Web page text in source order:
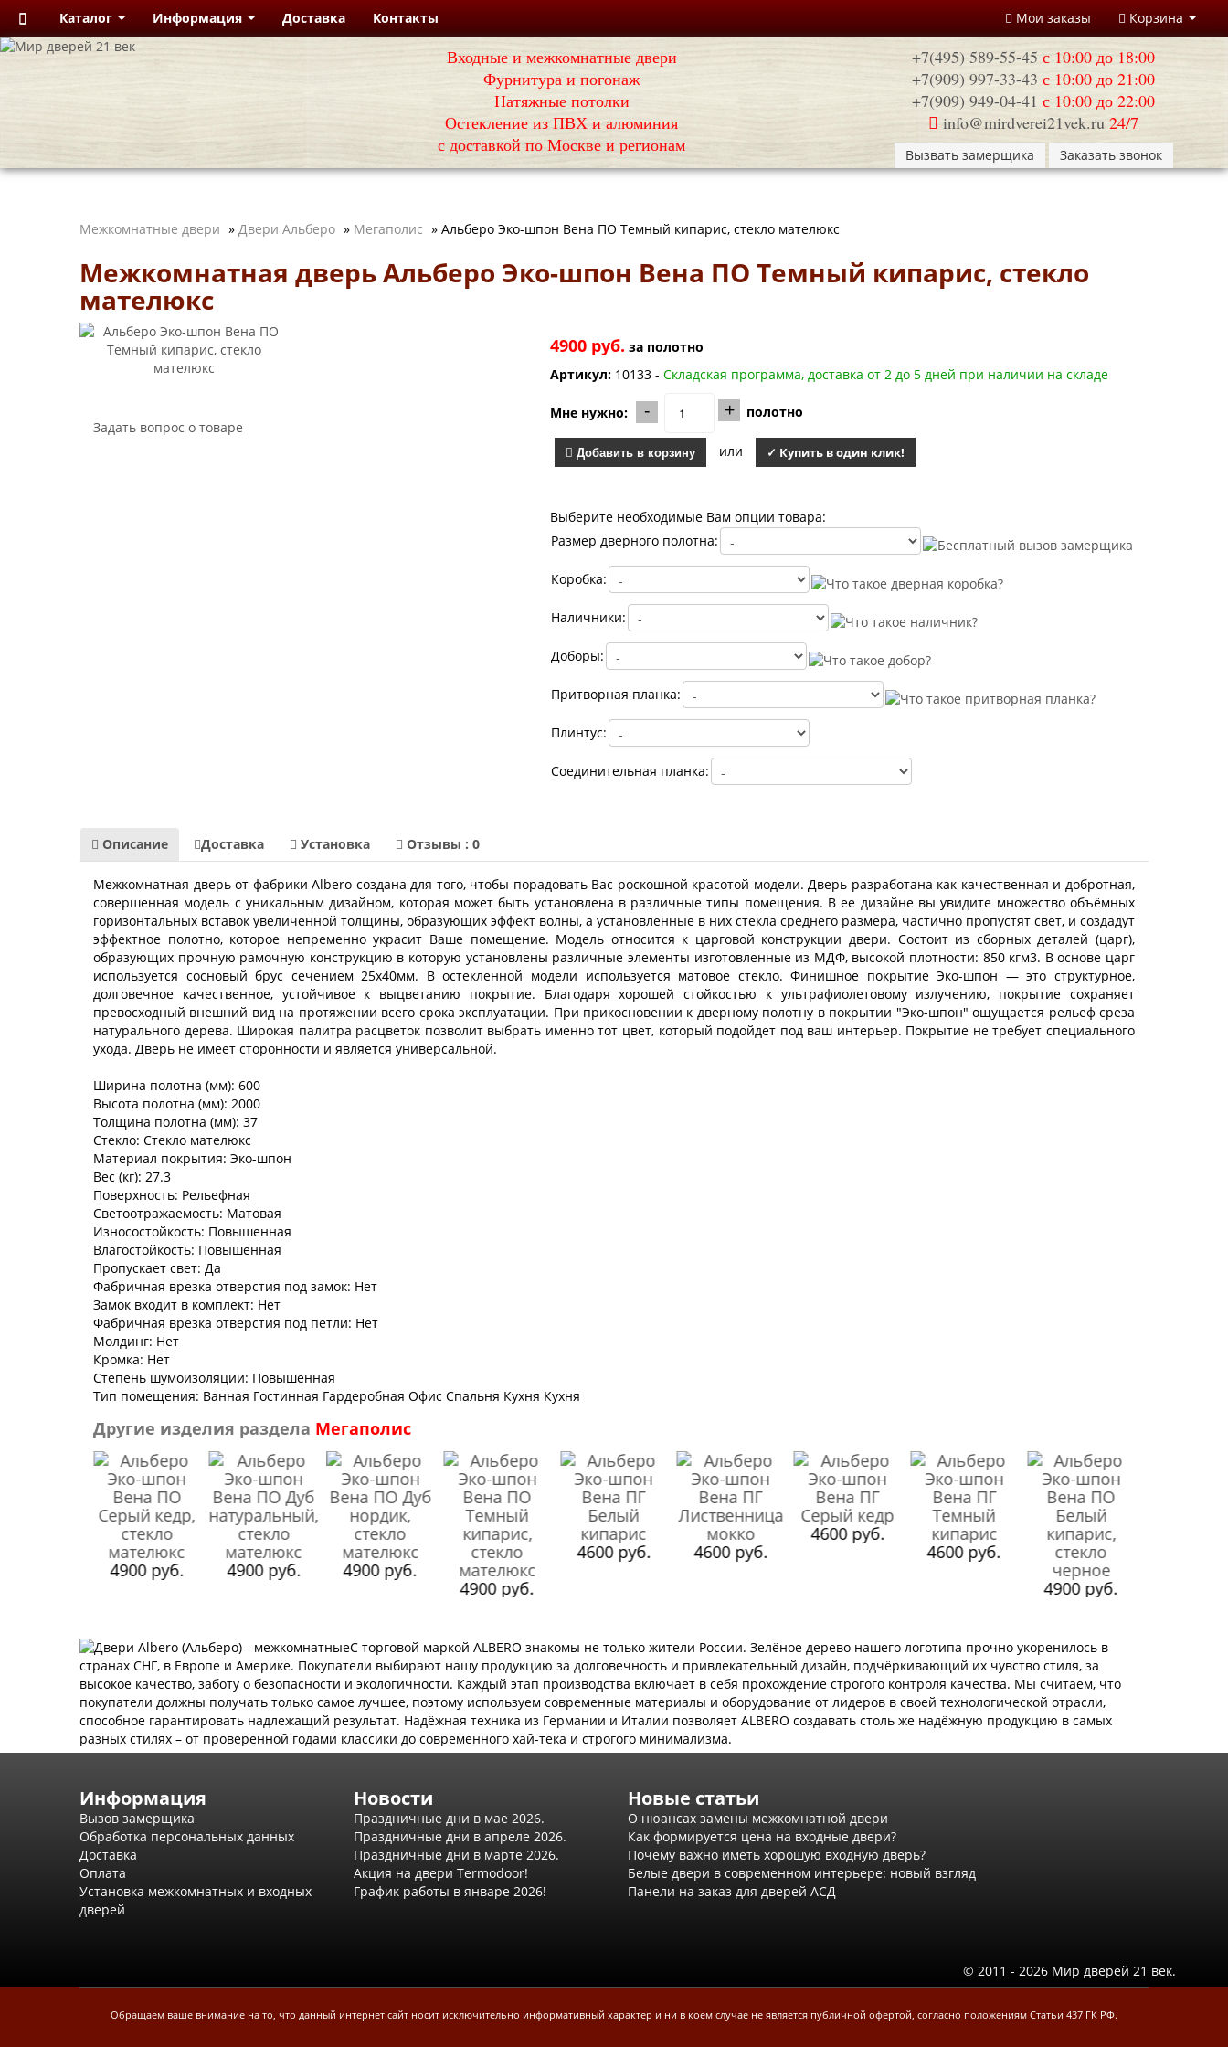
Мои заказы Корзина
Каталог Информация Доставка Контакты
Входные и межкомнатные двери
Фурнитура и погонаж
Натяжные потолки
Остекление из ПВХ и алюминия
с доставкой по Москве и регионам
+7(495) 589-55-45 с 10:00 до 18:00
+7(909) 997-33-43 с 10:00 до 21:00
+7(909) 949-04-41 с 10:00 до 22:00
info@mirdverei21vek.ru 24/7
Вызвать замерщика Заказать звонок
Межкомнатные двери » Двери Альберо » Мегаполис » Альберо Эко-шпон Вена ПО Темный кипарис, стекло мателюкс
Межкомнатная дверь Альберо Эко-шпон Вена ПО Темный кипарис, стекло
мателюкс
Задать вопрос о товаре
4900 руб. за полотно
Артикул: 10133 - Складская программа, доставка от 2 до 5 дней при наличии на складе
Мне нужно: - + полотно
Добавить в корзину или ✓ Купить в один клик!
Выберите необходимые Вам опции товара:
Размер дверного полотна:
Коробка:
Наличники:
Доборы:
Притворная планка:
Плинтус:
Соединительная планка:
Описание Доставка Установка Отзывы : 0
Межкомнатная дверь от фабрики Albero создана для того, чтобы порадовать Вас роскошной красотой модели. Дверь разработана как качественная и добротная,
совершенная модель с уникальным дизайном, которая может быть установлена в различные типы помещения. В ее дизайне вы увидите множество объёмных
горизонтальных вставок увеличенной толщины, образующих эффект волны, а установленные в них стекла среднего размера, частично пропустят свет, и создадут
эффектное полотно, которое непременно украсит Ваше помещение. Модель относится к царговой конструкции двери. Состоит из сборных деталей (царг),
образующих прочную рамочную конструкцию в которую установлены различные элементы изготовленные из МДФ, высокой плотности: 850 кгм3. В основе царг
используется сосновый брус сечением 25х40мм. В остекленной модели используется матовое стекло. Финишное покрытие Эко-шпон — это структурное,
долговечное качественное, устойчивое к выцветанию покрытие. Благодаря хорошей стойкостью к ультрафиолетовому излучению, покрытие сохраняет
превосходный внешний вид на протяжении всего срока эксплуатации. При прикосновении к дверному полотну в покрытии "Эко-шпон" ощущается рельеф среза
натурального дерева. Широкая палитра расцветок позволит выбрать именно тот цвет, который подойдет под ваш интерьер. Покрытие не требует специального
ухода. Дверь не имеет сторонности и является универсальной.
Ширина полотна (мм): 600
Высота полотна (мм): 2000
Толщина полотна (мм): 37
Стекло: Стекло мателюкс
Материал покрытия: Эко-шпон
Вес (кг): 27.3
Поверхность: Рельефная
Светоотражаемость: Матовая
Износостойкость: Повышенная
Влагостойкость: Повышенная
Пропускает свет: Да
Фабричная врезка отверстия под замок: Нет
Замок входит в комплект: Нет
Фабричная врезка отверстия под петли: Нет
Молдинг: Нет
Кромка: Нет
Степень шумоизоляции: Повышенная
Тип помещения: Ванная Гостинная Гардеробная Офис Спальня Кухня Кухня
Другие изделия раздела Мегаполис
4900 руб. 4900 руб.
4900 руб.
4900 руб.
4600 руб. 4600 руб.
4600 руб.
4600 руб.
4900 руб.
С торговой маркой ALBERO знакомы не только жители России. Зелёное дерево нашего логотипа прочно укоренилось в
странах СНГ, в Европе и Америке. Покупатели выбирают нашу продукцию за долговечность и привлекательный дизайн, подчёркивающий их чувство стиля, за
высокое качество, заботу о безопасности и экологичности. Каждый этап производства включает в себя прохождение строгого контроля качества. Мы считаем, что
покупатели должны получать только самое лучшее, поэтому используем современные материалы и оборудование от лидеров в своей технологической отрасли,
способное гарантировать надлежащий результат. Надёжная техника из Германии и Италии позволяет ALBERO создавать столь же надёжную продукцию в самых
разных стилях – от проверенной годами классики до современного хай-тека и строгого минимализма.
Информация
Вызов замерщика
Обработка персональных данных
Доставка
Оплата
Установка межкомнатных и входных
дверей
Новости
Праздничные дни в мае 2026.
Праздничные дни в апреле 2026.
Праздничные дни в марте 2026.
Акция на двери Termodoor!
График работы в январе 2026!
Новые статьи
О нюансах замены межкомнатной двери
Как формируется цена на входные двери?
Почему важно иметь хорошую входную дверь?
Белые двери в современном интерьере: новый взгляд
Панели на заказ для дверей АСД
© 2011 - 2026 Мир дверей 21 век.
Обращаем ваше внимание на то, что данный интернет сайт носит исключительно информативный характер и ни в коем случае не является публичной офертой, согласно положениям Статьи 437 ГК РФ.